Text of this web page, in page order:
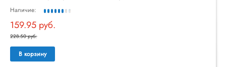
Наличие:
159.95 руб.
228.50 руб.
В корзину